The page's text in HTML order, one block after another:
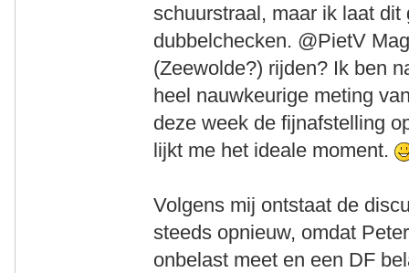
schuurstraal, maar ik laat
dubbelchecken. @PietV
(Zeewolde?) rijden? Ik ben
heel nauwkeurige meting
deze week de fijnafstelling
lijkt me het ideale moment.
Volgens mij ontstaat de
steeds opnieuw, omdat
onbelast meet en een DF